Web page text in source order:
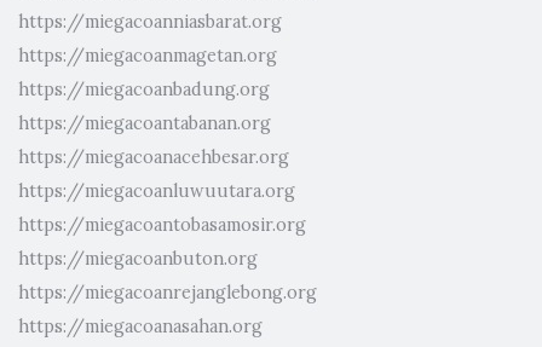
https://miegacoanniasbarat.org
https://miegacoanmagetan.org
https://miegacoanbadung.org
https://miegacoantabanan.org
https://miegacoanacehbesar.org
https://miegacoanluwuutara.org
https://miegacoantobasamosir.org
https://miegacoanbuton.org
https://miegacoanrejanglebong.org
https://miegacoanasahan.org